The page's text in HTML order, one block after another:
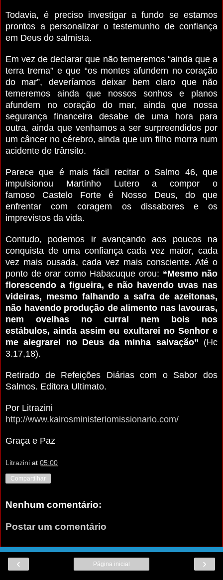
Todavia, é preciso investigar a fundo se estamos
prontos a personalizar o testemunho de confiança
em Deus do salmista.
Em vez de declarar que não temeremos “ainda que a
terra trema” e que “os montes afundem no coração
do mar”, deveríamos deixar bem claro que não
temeremos ainda que nossos sonhos e planos
afundem no coração do mar, ainda que nossa
segurança financeira desabe de uma hora para
outra, ainda que venhamos a ser surpreendidos por
um câncer no cérebro, ainda que um filho morra num
acidente de trânsito.
Parece que é mais fácil recitar o Salmo 46, que
impulsionou Martinho Lutero a compor o
famoso Castelo Forte é Nosso Deus, do que
enfrentar com coragem os dissabores e os
imprevistos da vida.
Contudo, podemos ir avançando aos poucos na
conquista de uma confiança cada vez maior, cada
vez mais ousada, cada vez mais consciente. Até o
ponto de orar como Habacuque orou: “Mesmo não
florescendo a figueira, e não havendo uvas nas
videiras, mesmo falhando a safra de azeitonas,
não havendo produção de alimento nas lavouras,
nem ovelhas no curral nem bois nos
estábulos, ainda assim eu exultarei no Senhor e
me alegrarei no Deus da minha salvação” (Hc
3.17,18).
Retirado de Refeições Diárias com o Sabor dos
Salmos. Editora Ultimato.
Por Litrazini
http://www.kairosministeriomissionario.com/
Graça e Paz
Litrazini at 05:00
Compartilhar
Nenhum comentário:
Postar um comentário
‹ ›
Página inicial